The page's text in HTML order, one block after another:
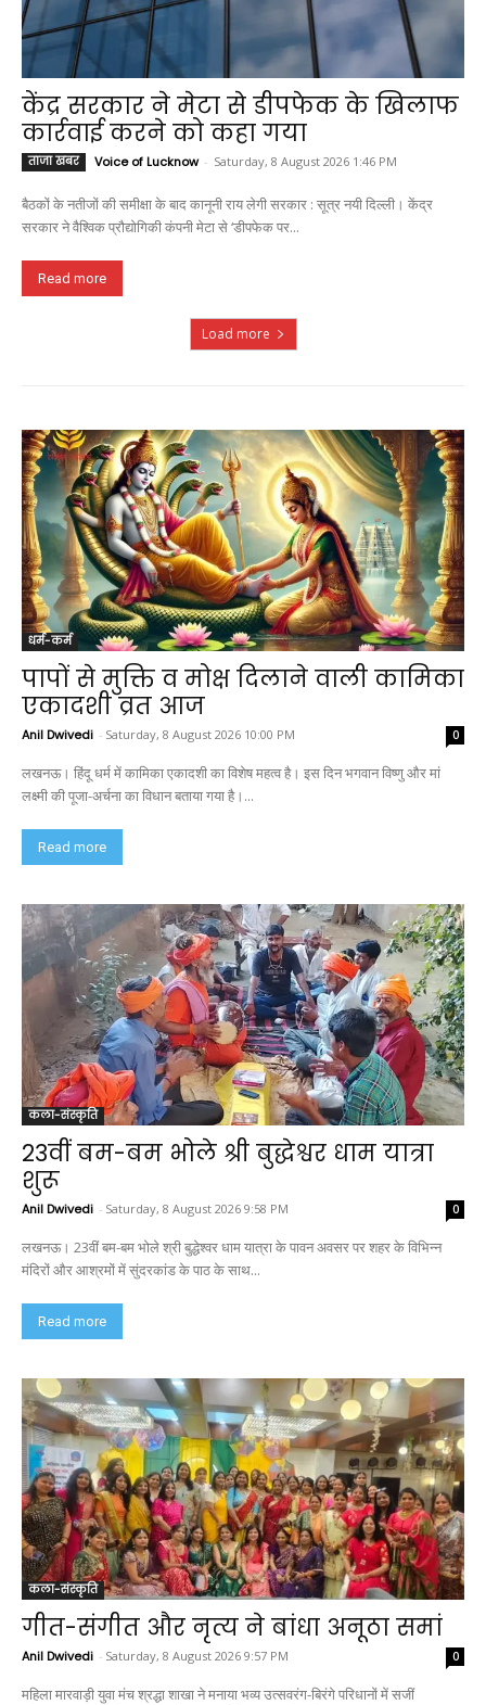
केंद्र सरकार ने मेटा से डीपफेक के खिलाफ
कार्रवाई करने को कहा गया
ताजा खबर Voice of Lucknow - Saturday, 8 August 2026 1:46 PM
बैठकों के नतीजों की समीक्षा के बाद कानूनी राय लेगी सरकार : सूत्र नयी दिल्ली। केंद्र
सरकार ने वैश्विक प्रौद्योगिकी कंपनी मेटा से ‘डीपफेक पर...
Read more
Load more
धर्म-कर्म
पापों से मुक्ति व मोक्ष दिलाने वाली कामिका
एकादशी व्रत आज
Anil Dwivedi - Saturday, 8 August 2026 10:00 PM 0
लखनऊ। हिंदू धर्म में कामिका एकादशी का विशेष महत्व है। इस दिन भगवान विष्णु और मां
लक्ष्मी की पूजा-अर्चना का विधान बताया गया है।...
Read more
कला-संस्कृति
23वीं बम-बम भोले श्री बुद्धेश्वर धाम यात्रा
शुरू
Anil Dwivedi - Saturday, 8 August 2026 9:58 PM 0
लखनऊ। 23वीं बम-बम भोले श्री बुद्धेश्वर धाम यात्रा के पावन अवसर पर शहर के विभिन्न
मंदिरों और आश्रमों में सुंदरकांड के पाठ के साथ...
Read more
कला-संस्कृति
गीत-संगीत और नृत्य ने बांधा अनूठा समां
Anil Dwivedi - Saturday, 8 August 2026 9:57 PM 0
महिला मारवाड़ी युवा मंच श्रद्धा शाखा ने मनाया भव्य उत्सवरंग-बिरंगे परिधानों में सजीं